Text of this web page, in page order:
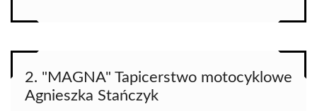
2. "MAGNA" Tapicerstwo motocyklowe
Agnieszka Stańczyk